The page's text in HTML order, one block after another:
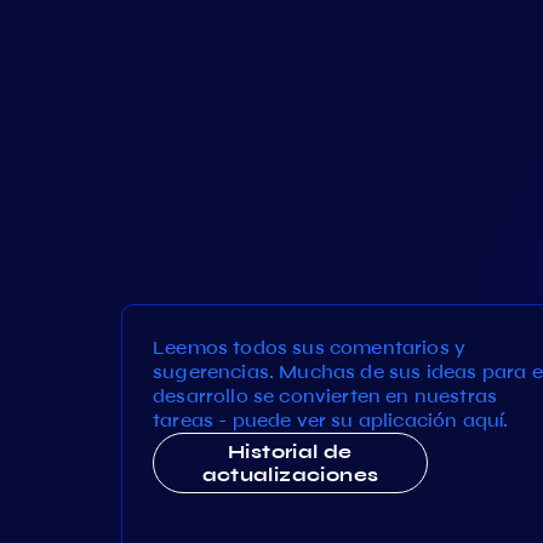
Leemos todos sus comentarios y
sugerencias. Muchas de sus ideas para
desarrollo se convierten en nuestras
tareas - puede ver su aplicación aquí.
Historial de
actualizaciones